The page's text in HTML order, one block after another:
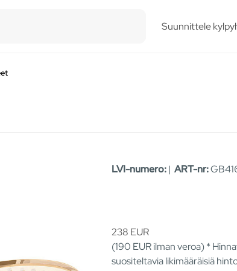
Suunnittele
LVI-numero:| ART-nr:
238 EUR
(190 EURilman veroa) *
suositeltavia likimääräisiä